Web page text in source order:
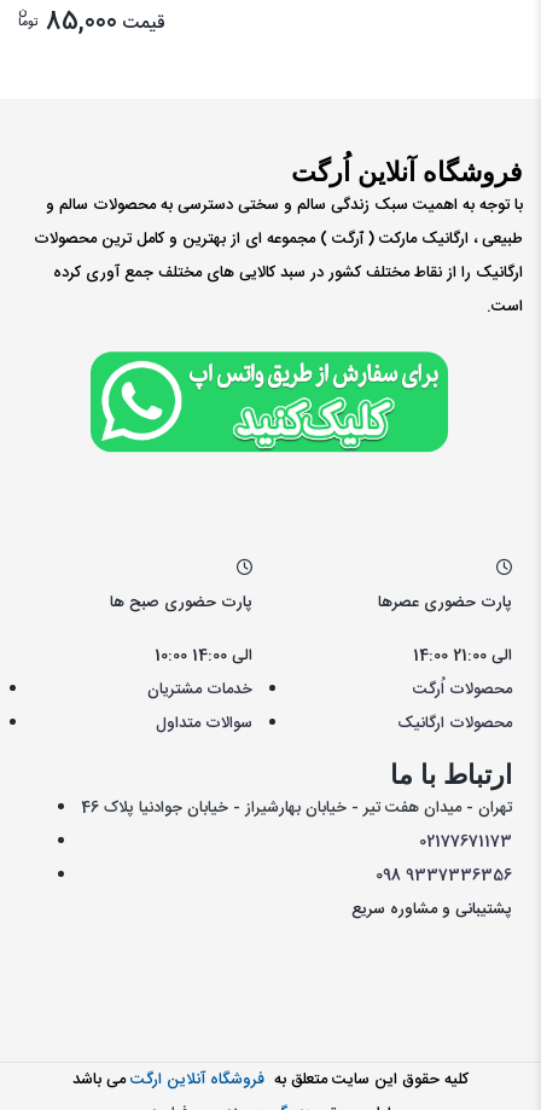
قیمت 85,000 توما
ن
فروشگاه آنلاین اُرگت
با توجه به اهمیت سبک زندگی سالم و سختی دسترسی به محصولات سالم و
طبیعی ، ارگانیک مارکت ( ٱرگت ) مجموعه ای از بهترین و کامل ترین محصولات
ارگانیک را از نقاط مختلف کشور در سبد کالایی های مختلف جمع آوری کرده
است.
پارت حضوری صبح ها
10:00 الی 14:00
پارت حضوری عصرها
14:00 الی 21:00
خدمات مشتریان
سوالات متداول
محصولات اُرگت
محصولات ارگانیک
ارتباط با ما
تهران - میدان هفت تیر - خیابان بهارشیراز - خیابان جوادنیا پلاک 46
02177671173
0989337336356
پشتیبانی و مشاوره سریع
کليه حقوق اين سايت متعلق به فروشگاه آنلاین ارگتمی باشد